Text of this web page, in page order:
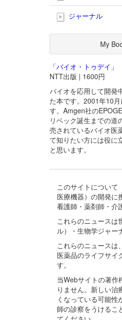
ジャーナル
My
「バイオ・トゥデイ」
NTT出版 | 1600円
バイオを応用して開発
た本です。2001年10
す。Amgen社の
リベック誕生までの道
売されているバイオ医
て知りたい方には役に
と思います。
このサイトについて
医療機器）の開発に
看護師・薬剤師・介
これらのニュースは
ル）・生物学ジャー
これらのニュースは
医薬品のライフサイ
す。
当Webサイトの著作
りません。新しい
くなっている可能
師の診察をうけるこ